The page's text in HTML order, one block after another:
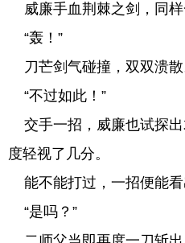
威廉手血荆棘之剑，同样
“轰！”
刀芒剑气碰撞，双双溃散
“不过如此！”
交手一招，威廉也试探
度轻视了几分。
能不能打过，一招便能看
“是吗？”